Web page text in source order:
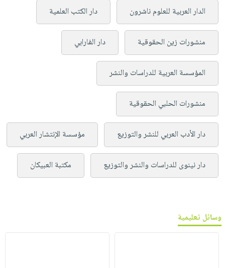
الدار العربية للعلوم ناشرون دار الكتب العلمية
منشورات زين الحقوقية دار الفارابي
المؤسسة العربية للدراسات والنشر
منشورات الحلبي الحقوقية
دار الأدب العربي للنشر والتوزيع مؤسسة الإنتشار العربي
دار نينوى للدراسات والنشر والتوزيع مكتبة العبيكان
وسائل تعليمية